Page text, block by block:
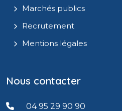
Marchés publics
Recrutement
Mentions légales
Nous contacter
04 95 29 90 90